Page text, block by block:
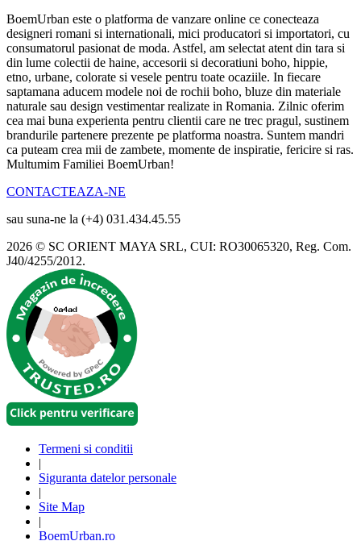
BoemUrban este o platforma de vanzare online ce conecteaza
designeri romani si internationali, mici producatori si importatori, cu
consumatorul pasionat de moda. Astfel, am selectat atent din tara si
din lume colectii de haine, accesorii si decoratiuni boho, hippie,
etno, urbane, colorate si vesele pentru toate ocaziile. In fiecare
saptamana aducem modele noi de rochii boho, bluze din materiale
naturale sau design vestimentar realizate in Romania. Zilnic oferim
cea mai buna experienta pentru clientii care ne trec pragul, sustinem
brandurile partenere prezente pe platforma noastra. Suntem mandri
ca puteam crea mii de zambete, momente de inspiratie, fericire si ras.
Multumim Familiei BoemUrban!
CONTACTEAZA-NE
sau suna-ne la (+4) 031.434.45.55
2026 © SC ORIENT MAYA SRL, CUI: RO30065320, Reg. Com.
J40/4255/2012.
Termeni si conditii
|
Siguranta datelor personale
|
Site Map
|
BoemUrban.ro